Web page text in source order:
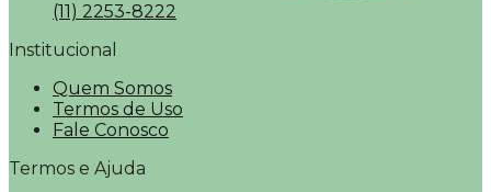
(11) 2253-8222
Institucional
Quem Somos
Termos de Uso
Fale Conosco
Termos e Ajuda